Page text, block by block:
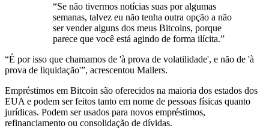
“Se não tivermos notícias suas por algumas
semanas, talvez eu não tenha outra opção a não
ser vender alguns dos meus Bitcoins, porque
parece que você está agindo de forma ilícita.”
“É por isso que chamamos de 'à prova de volatilidade', e não de 'à
prova de liquidação'”, acrescentou Mallers.
Empréstimos em Bitcoin são oferecidos na maioria dos estados dos
EUA e podem ser feitos tanto em nome de pessoas físicas quanto
jurídicas. Podem ser usados ​​para novos empréstimos,
refinanciamento ou consolidação de dívidas.